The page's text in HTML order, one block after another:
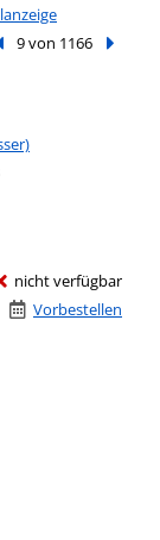
Treffer
9 von 1166
nicht verfügbar
Vorbestellen